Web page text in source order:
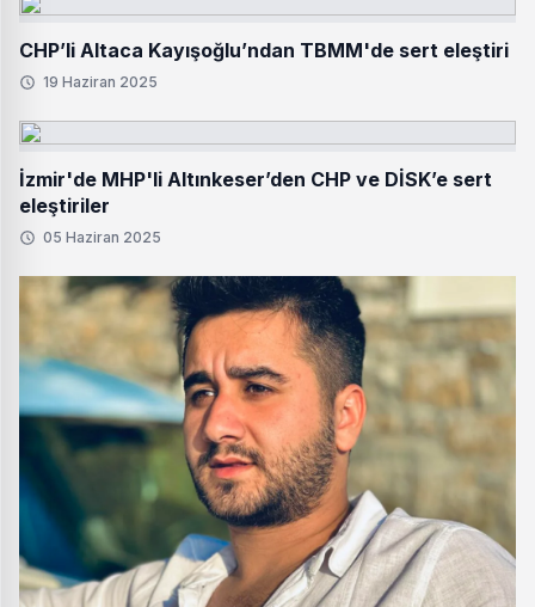
CHP’li Altaca Kayışoğlu’ndan TBMM'de sert eleştiri
19 Haziran 2025
İzmir'de MHP'li Altınkeser’den CHP ve DİSK’e sert
eleştiriler
05 Haziran 2025